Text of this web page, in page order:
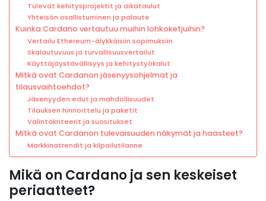
Tulevat kehitysprojektit ja aikataulut
Yhteisön osallistuminen ja palaute
Kuinka Cardano vertautuu muihin lohkoketjuihin?
Vertailu Ethereum-älykkäisiin sopimuksiin
Skalautuvuus ja turvallisuusvertailut
Käyttäjäystävällisyys ja kehitystyökalut
Mitkä ovat Cardanon jäsenyysohjelmat ja
tilausvaihtoehdot?
Jäsenyyden edut ja mahdollisuudet
Tilauksen hinnoittelu ja paketit
Valintakriteerit ja suositukset
Mitkä ovat Cardanon tulevaisuuden näkymät ja haasteet?
Markkinatrendit ja kilpailutilanne
Mikä on Cardano ja sen keskeiset
periaatteet?